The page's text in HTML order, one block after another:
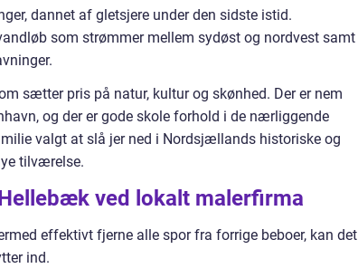
dannet af gletsjere under den sidste istid.
som strømmer mellem sydøst og nordvest samt
sætter pris på natur, kultur og skønhed. Der er nem
og der er gode skole forhold i de nærliggende
valgt at slå jer ned i Nordsjællands historiske og
tilværelse.
ved lokalt malerfirma
effektivt fjerne alle spor fra forrige beboer, kan det
ind.